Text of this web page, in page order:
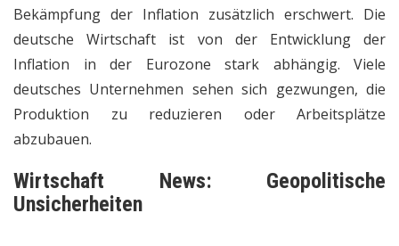
Bekämpfung der Inflation zusätzlich erschwert. Die
deutsche Wirtschaft ist von der Entwicklung der
Inflation in der Eurozone stark abhängig. Viele
deutsches Unternehmen sehen sich gezwungen, die
Produktion zu reduzieren oder Arbeitsplätze
abzubauen.
Wirtschaft News: Geopolitische
Unsicherheiten